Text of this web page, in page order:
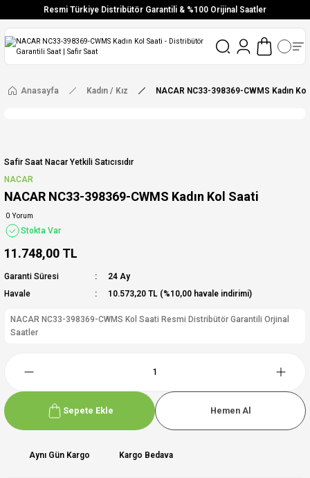
Resmi Türkiye Distribütör Garantili & %100 Orijinal Saatler
Vade Farksız 6 Taksit
Ücretsiz Kargo
Anasayfa Kadın / Kız NACAR NC33-398369-CWMS Kadın
Safir Saat Nacar Yetkili Satıcısıdır
NACAR
NACAR NC33-398369-CWMS Kadın Kol Saati
0 Yorum
Stokta Var
11.748,00 TL
Garanti Süresi
24 Ay
Havale
10.573,20 TL (%10,00 havale indirimi)
NACAR NC33-398369-CWMS Kol Saati Resmi Distribütör Garantili Orjinal
Saatler
Sepete Ekle Hemen Al
Aynı Gün Kargo Kargo Bedava